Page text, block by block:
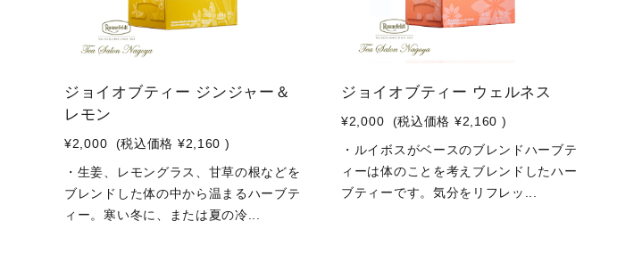
ジョイオブティー ジンジャー＆
レモン
¥2,000 (税込価格 ¥2,160 )
・生姜、レモングラス、甘草の根などを
ブレンドした体の中から温まるハーブテ
ィー。寒い冬に、または夏の冷...
ジョイオブティー ウェルネス
¥2,000 (税込価格 ¥2,160 )
・ルイボスがベースのブレンドハーブテ
ィーは体のことを考えブレンドしたハー
ブティーです。気分をリフレッ...